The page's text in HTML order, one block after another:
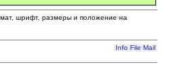
шрифт, размеры и положение на
Info File Mail